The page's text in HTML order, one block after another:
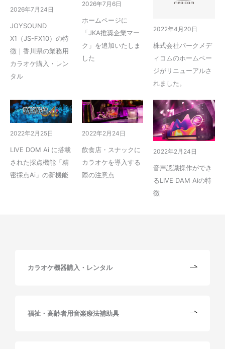
2026年7月24日
JOYSOUND
X1（JS-FX10）の特
徴｜香川県の業務用
カラオケ購入・レン
タル
2026年7月6日
ホームページに
「JKA推奨企業マー
ク」を追加いたしま
した
2022年4月20日
株式会社パークメデ
ィコムのホームペー
ジがリニューアルさ
れました。
2022年2月25日
LIVE DOM Ai に搭載
された採点機能「精
密採点Ai」の新機能
2022年2月24日
飲食店・スナックに
カラオケを導入する
際の注意点
2022年2月24日
音声認識操作ができ
るLIVE DAM Aiの特
徴
カラオケ機器購入・レンタル
福祉・高齢者用音楽療法補助具